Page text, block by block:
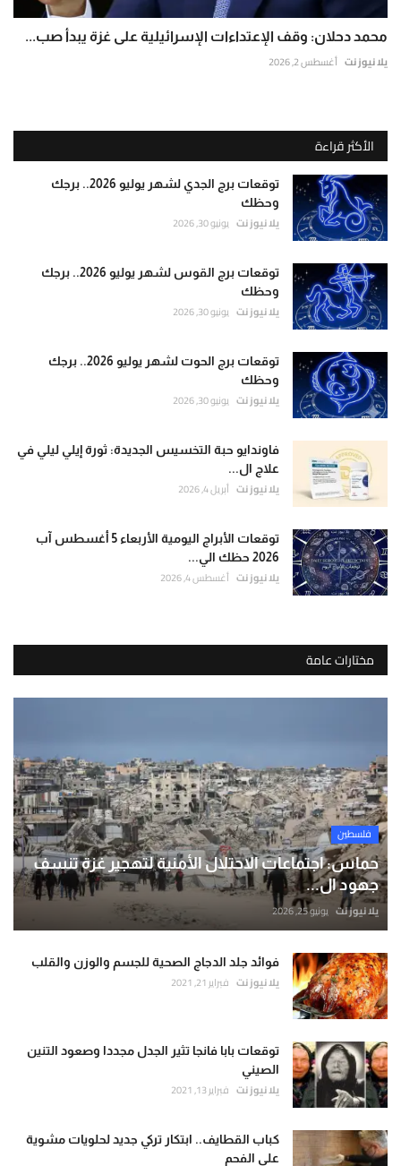
محمد دحلان: وقف الإعتداءات الإسرائيلية على غزة يبدأ صب...
يلا نيوز نت أغسطس 2, 2026
الأكثر قراءة
توقعات برج الجدي لشهر يوليو 2026.. برجك
وحظك
يلا نيوز نت يونيو 30, 2026
توقعات برج القوس لشهر يوليو 2026.. برجك
وحظك
يلا نيوز نت يونيو 30, 2026
توقعات برج الحوت لشهر يوليو 2026.. برجك
وحظك
يلا نيوز نت يونيو 30, 2026
فاوندايو حبة التخسيس الجديدة: ثورة إيلي ليلي في
علاج ال...
يلا نيوز نت أبريل 4, 2026
توقعات الأبراج اليومية الأربعاء 5 أغسطس آب
2026 حظك الي...
يلا نيوز نت أغسطس 4, 2026
مختارات عامة
فلسطين
حماس: اجتماعات الاحتلال الأمنية لتهجير غزة تنسف
جهود ال...
يلا نيوز نت يونيو 25, 2026
فوائد جلد الدجاج الصحية للجسم والوزن والقلب
يلا نيوز نت فبراير 21, 2021
توقعات بابا فانجا تثير الجدل مجددا وصعود التنين
الصيني
يلا نيوز نت فبراير 13, 2021
كباب القطايف.. ابتكار تركي جديد لحلويات مشوية
على الفحم